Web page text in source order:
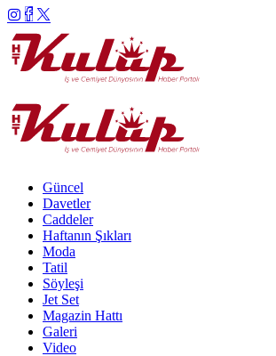
Güncel
Davetler
Caddeler
Haftanın Şıkları
Moda
Tatil
Söyleşi
Jet Set
Magazin Hattı
Galeri
Video